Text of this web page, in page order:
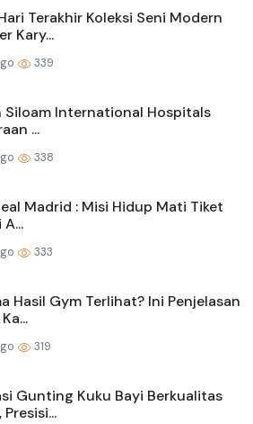
Terakhir Koleksi Seni Modern
Kary...
339
Siloam International Hospitals
...
338
Madrid : Misi Hidup Mati Tiket
333
Hasil Gym Terlihat? Ini Penjelasan
319
Gunting Kuku Bayi Berkualitas